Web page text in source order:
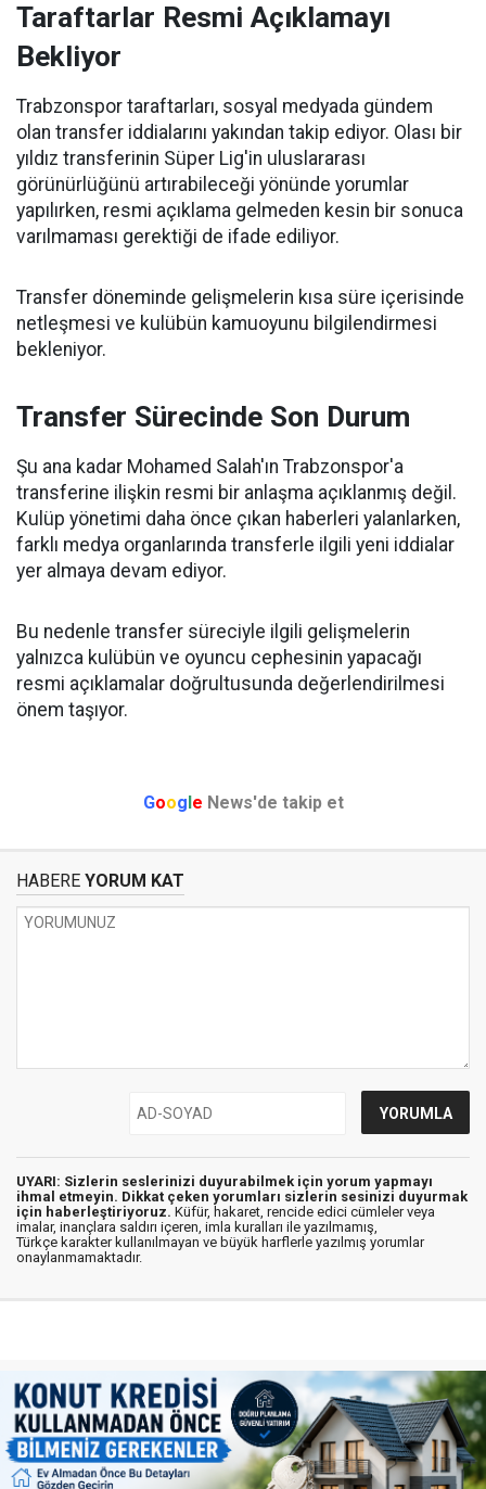
Taraftarlar Resmi Açıklamayı
Bekliyor
Trabzonspor taraftarları, sosyal medyada gündem
olan transfer iddialarını yakından takip ediyor. Olası bir
yıldız transferinin Süper Lig'in uluslararası
görünürlüğünü artırabileceği yönünde yorumlar
yapılırken, resmi açıklama gelmeden kesin bir sonuca
varılmaması gerektiği de ifade ediliyor.
Transfer döneminde gelişmelerin kısa süre içerisinde
netleşmesi ve kulübün kamuoyunu bilgilendirmesi
bekleniyor.
Transfer Sürecinde Son Durum
Şu ana kadar Mohamed Salah'ın Trabzonspor'a
transferine ilişkin resmi bir anlaşma açıklanmış değil.
Kulüp yönetimi daha önce çıkan haberleri yalanlarken,
farklı medya organlarında transferle ilgili yeni iddialar
yer almaya devam ediyor.
Bu nedenle transfer süreciyle ilgili gelişmelerin
yalnızca kulübün ve oyuncu cephesinin yapacağı
resmi açıklamalar doğrultusunda değerlendirilmesi
önem taşıyor.
Google News'de takip et
HABERE YORUM KAT
UYARI: Sizlerin seslerinizi duyurabilmek için yorum yapmayı
ihmal etmeyin. Dikkat çeken yorumları sizlerin sesinizi duyurmak
için haberleştiriyoruz. Küfür, hakaret, rencide edici cümleler veya
imalar, inançlara saldırı içeren, imla kuralları ile yazılmamış,
Türkçe karakter kullanılmayan ve büyük harflerle yazılmış yorumlar
onaylanmamaktadır.